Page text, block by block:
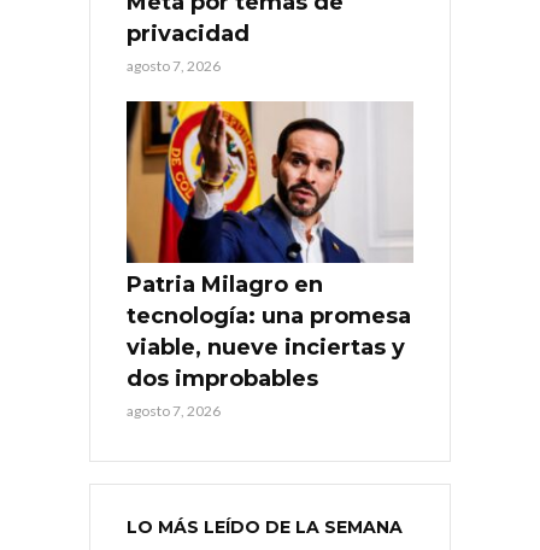
privacidad
agosto 7, 2026
Patria Milagro en
tecnología: una promesa
viable, nueve inciertas y
dos improbables
agosto 7, 2026
LO MÁS LEÍDO DE LA SEMANA